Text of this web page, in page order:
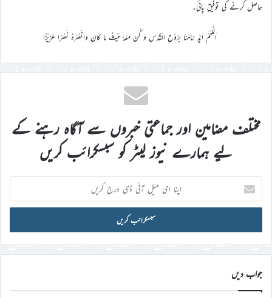
حاصل کرنے کی توفیق پائی۔
اَللّٰھُمَّ اَیِّدْ اِمَامَنَا بِرُوْحِ الْقُدُسِ وَ کُنْ مَعَہٗ حَیْثُ مَا کَانَ وَانْصُرْہُ نَصْرًا عَزِیْزًا
مختلف مضامین اور جماعتی خبروں سے آگاہ رہنے کے
لیے ہمارے نیوز لیٹر کو سبسکرائب کریں
اپنا
ای
میل
ڈی
درج
کریں
جواب دیں